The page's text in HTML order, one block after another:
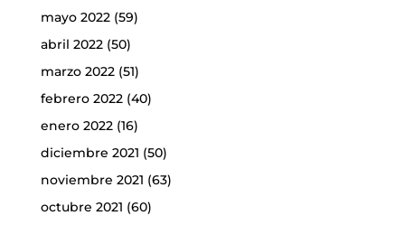
mayo 2022(59)
abril 2022(50)
marzo 2022(51)
febrero 2022(40)
enero 2022(16)
diciembre 2021 (50)
noviembre 2021 (63)
octubre 2021 (60)